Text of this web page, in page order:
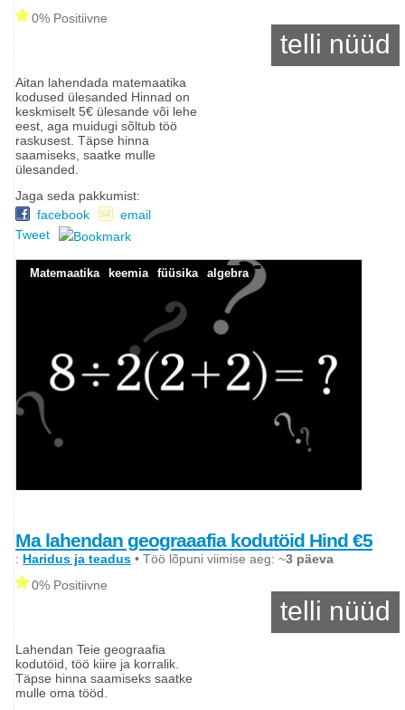
0% Positiivne
telli nüüd
Aitan lahendada matemaatika
kodused ülesanded Hinnad on
keskmiselt 5€ ülesande või lehe
eest, aga muidugi sõltub töö
raskusest. Täpse hinna
saamiseks, saatke mulle
ülesanded.
Jaga seda pakkumist:
facebook
email
Tweet
Matemaatika keemia füüsika algebra
Ma lahendan geograaafia kodutöid Hind €5
: Haridus ja teadus • Töö lõpuni viimise aeg: ~3 päeva
0% Positiivne
telli nüüd
Lahendan Teie geograafia
kodutöid, töö kiire ja korralik.
Täpse hinna saamiseks saatke
mulle oma tööd.